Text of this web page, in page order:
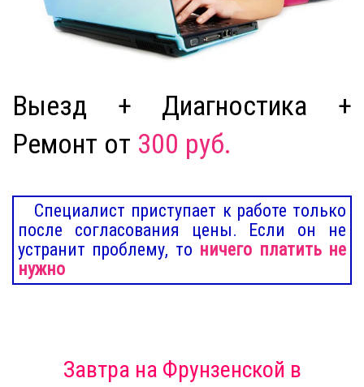
Выезд + Диагностика +
Ремонт от 300 руб.
Специалист приступает к работе только
после согласования цены. Если он не
устранит проблему, то ничего платить не
нужно
Завтра на Фрунзенской в